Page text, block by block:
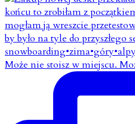
Może nie stoisz w miejscu.